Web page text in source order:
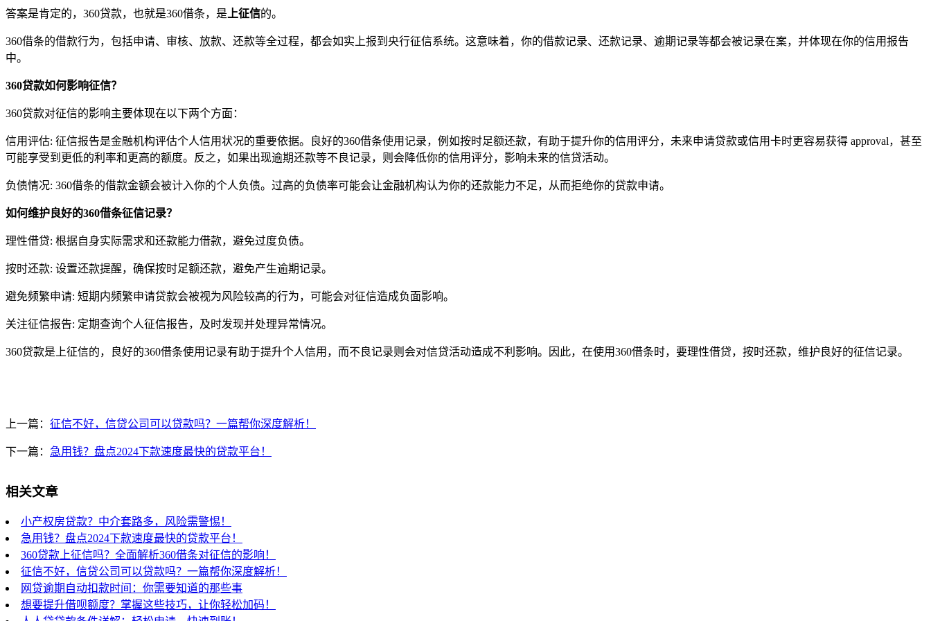
答案是肯定的，360贷款，也就是360借条，是 上征信的。
360借条的借款行为，包括申请、审核、放款、还款等全过程，都会如实上报到央行征信系统。这意味着，你的借款记录、还款记录、逾期记录等都会被记录在案，并体现在你的信用报告
中。
360贷款如何影响征信？
360贷款对征信的影响主要体现在以下两个方面：
信用评估: 征信报告是金融机构评估个人信用状况的重要依据。良好的360借条使用记录，例如按时足额还款，有助于提升你的信用评分，未来申请贷款或信用卡时更容易获得 approval，甚至
可能享受到更低的利率和更高的额度。反之，如果出现逾期还款等不良记录，则会降低你的信用评分，影响未来的信贷活动。
负债情况: 360借条的借款金额会被计入你的个人负债。过高的负债率可能会让金融机构认为你的还款能力不足，从而拒绝你的贷款申请。
如何维护良好的360借条征信记录？
理性借贷: 根据自身实际需求和还款能力借款，避免过度负债。
按时还款: 设置还款提醒，确保按时足额还款，避免产生逾期记录。
避免频繁申请: 短期内频繁申请贷款会被视为风险较高的行为，可能会对征信造成负面影响。
关注征信报告: 定期查询个人征信报告，及时发现并处理异常情况。
360贷款是上征信的，良好的360借条使用记录有助于提升个人信用，而不良记录则会对信贷活动造成不利影响。因此，在使用360借条时，要理性借贷，按时还款，维护良好的征信记录。
上一篇： 征信不好，信贷公司可以贷款吗？一篇帮你深度解析！
下一篇： 急用钱？盘点2024下款速度最快的贷款平台！
相关文章
小产权房贷款？中介套路多，风险需警惕！
急用钱？盘点2024下款速度最快的贷款平台！
360贷款上征信吗？全面解析360借条对征信的影响！
征信不好，信贷公司可以贷款吗？一篇帮你深度解析！
网贷逾期自动扣款时间：你需要知道的那些事
想要提升借呗额度？掌握这些技巧，让你轻松加码！